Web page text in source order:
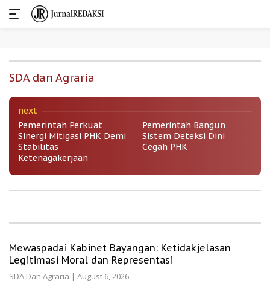
content
SDA dan Agraria
Kerja
SDA Dan Agraria|August 8, 2026
next
Pemerintah Perkuat
Sinergi Mitigasi PHK Demi
Stabilitas
Ketenagakerjaan
Pemerintah Bangun
Sistem Deteksi Dini
Cegah PHK
Mewaspadai Kabinet Bayangan: Ketidakjelasan
Legitimasi Moral dan Representasi
SDA Dan Agraria | August 6, 2026